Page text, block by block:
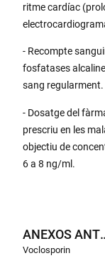
ritme cardíac
- Recompte
fosfatases
sang regularment.
- Dosatge del
prescriu en les
objectiu de
6 a 8 ng/ml.
Voclosporin